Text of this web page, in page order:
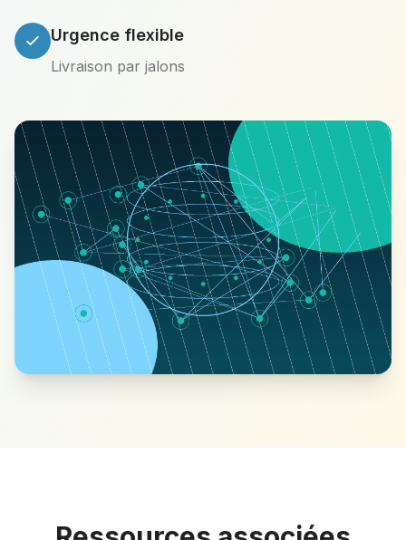
Urgence flexible
Livraison par jalons